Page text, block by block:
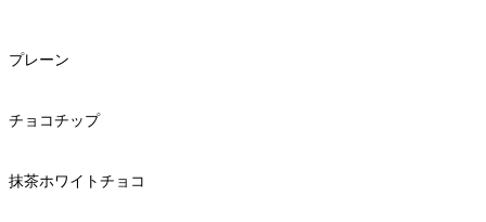
プレーン
チョコチップ
抹茶ホワイトチョコ